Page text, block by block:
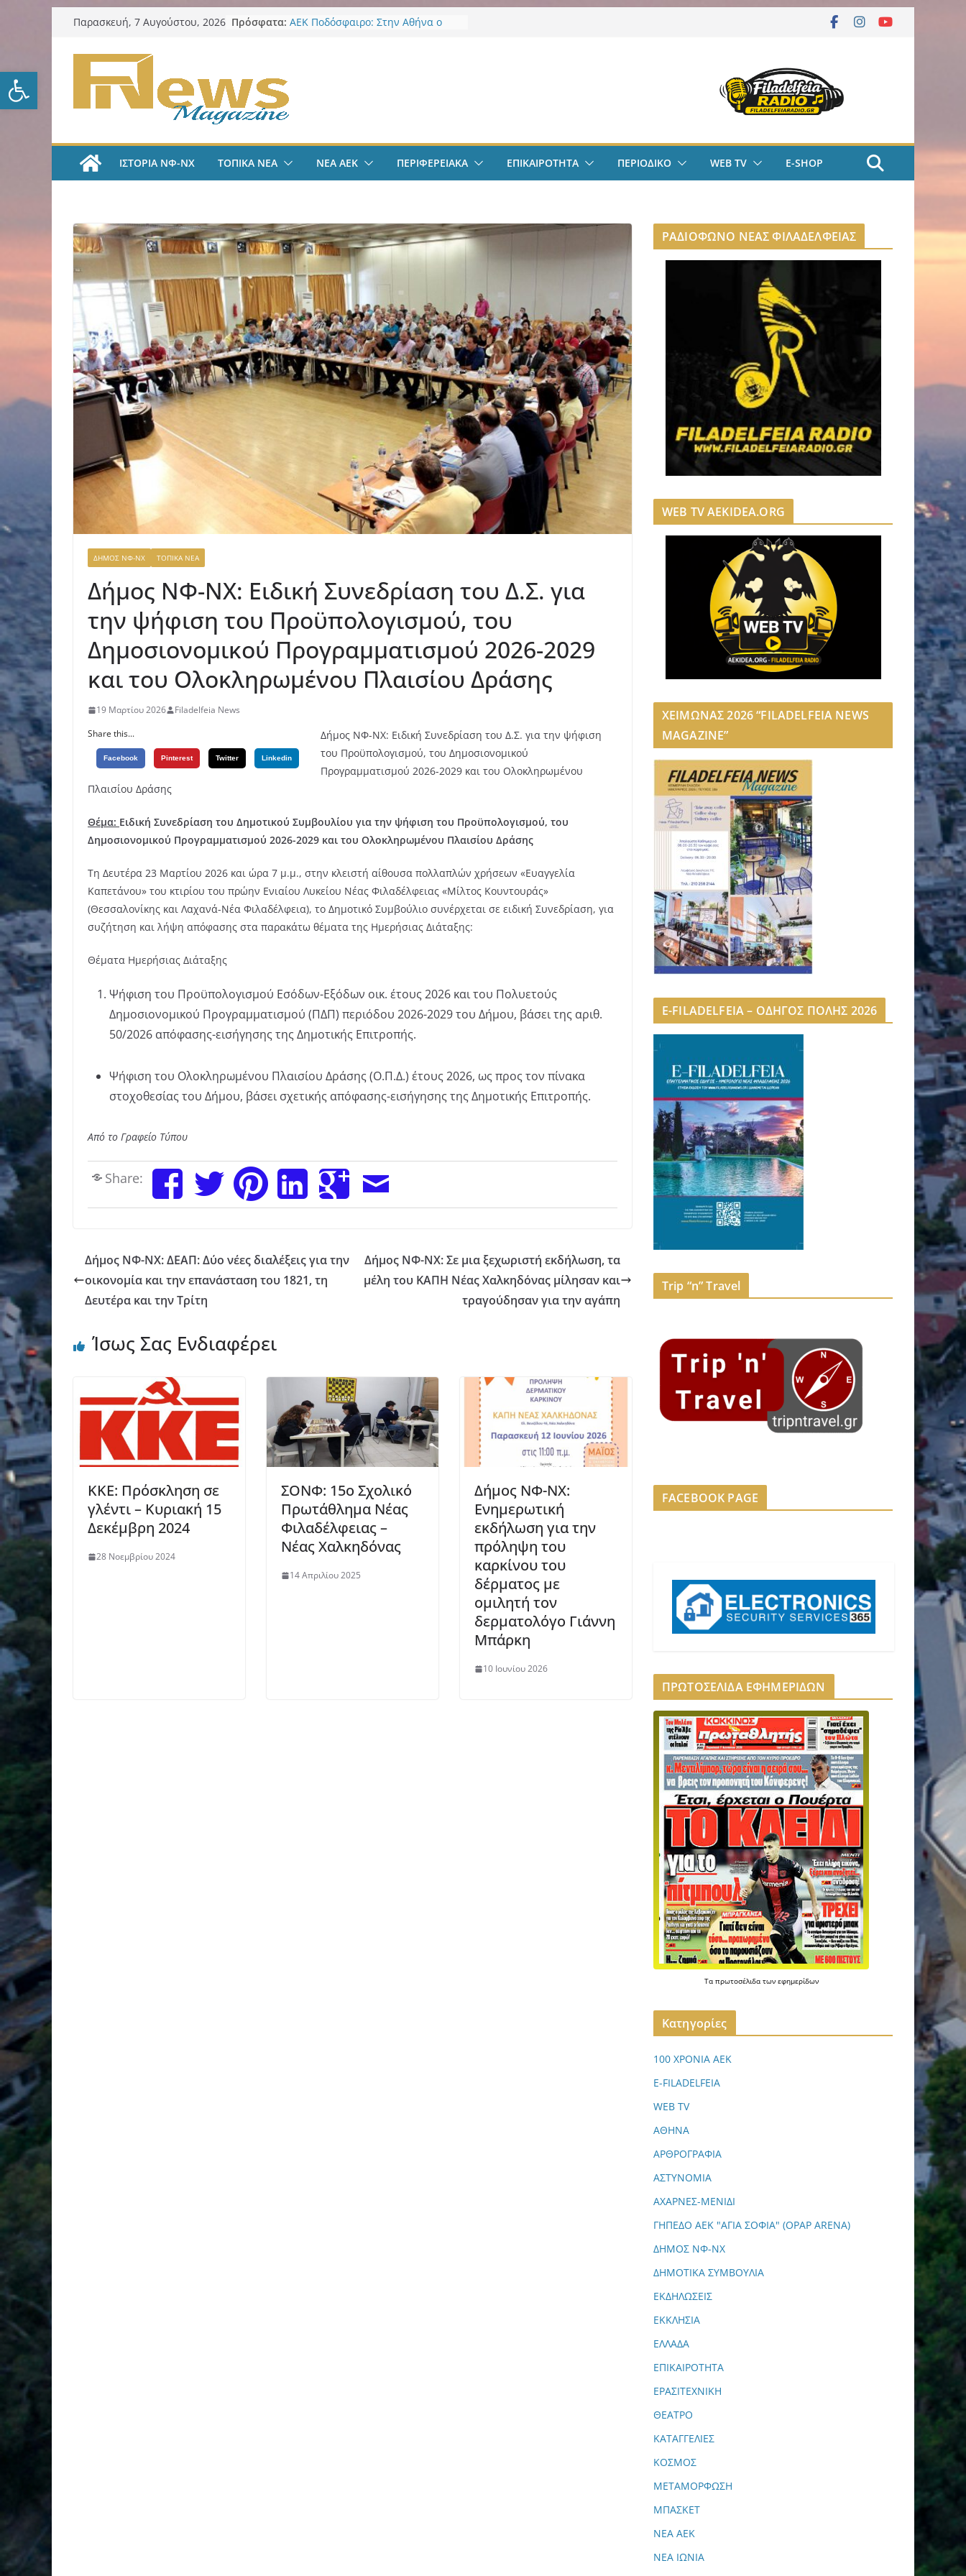
Ανοίξτε τη γραμμή εργαλείων
Μετάβαση
περιεχόμενο
Παρασκευή, 7 Αυγούστου, 2026 Πρόσφατα: ΑΕΚ Ποδόσφαιρο: Στην Αθήνα ο
ψηφιακά εργαλεία στην Ευρώπη
για τη διαφάνεια και τη
με Άννα Γκόμες Ρεσέντε
ΑΕΚ Χάντμπολ Γυναικών:
Ανακοίνωσε την Νικολίνα Ανδρέου,
18χρονη Κύπρια εξτρέμ
ΙΣΤΟΡΙΑ ΝΦ-ΝΧ ΤΟΠΙΚΑ ΝΕΑ ΝΕΑ ΑΕΚ ΠΕΡΙΦΕΡΕΙΑΚΑ ΕΠΙΚΑΙΡΟΤΗΤΑ ΠΕΡΙΟΔΙΚΟ WEB TV E-SHOP
ΔΗΜΟΣ ΝΦ-ΝΧ ΤΟΠΙΚΑ ΝΕΑ
Δήμος ΝΦ-ΝΧ: Ειδική Συνεδρίαση του Δ.Σ. για
την ψήφιση του Προϋπολογισμού, του
Δημοσιονομικού Προγραμματισμού 2026-2029
και του Ολοκληρωμένου Πλαισίου Δράσης
19 Μαρτίου 2026
Filadelfeia News
Share this...
Facebook Pinterest Twitter Linkedin
Δήμος ΝΦ-ΝΧ: Ειδική Συνεδρίαση του Δ.Σ. για την ψήφιση
του Προϋπολογισμού, του Δημοσιονομικού
Προγραμματισμού 2026-2029 και του Ολοκληρωμένου
Πλαισίου Δράσης
Θέμα: Ειδική Συνεδρίαση του Δημοτικού Συμβουλίου για την ψήφιση του Προϋπολογισμού, του
Δημοσιονομικού Προγραμματισμού 2026-2029 και του Ολοκληρωμένου Πλαισίου Δράσης
Τη Δευτέρα 23 Μαρτίου 2026 και ώρα 7 μ.μ., στην κλειστή αίθουσα πολλαπλών χρήσεων «Ευαγγελία
Καπετάνου» του κτιρίου του πρώην Ενιαίου Λυκείου Νέας Φιλαδέλφειας «Μίλτος Κουντουράς»
(Θεσσαλονίκης και Λαχανά-Νέα Φιλαδέλφεια), το Δημοτικό Συμβούλιο συνέρχεται σε ειδική Συνεδρίαση, για
συζήτηση και λήψη απόφασης στα παρακάτω θέματα της Ημερήσιας Διάταξης:
Θέματα Ημερήσιας Διάταξης
Ψήφιση του Προϋπολογισμού Εσόδων-Εξόδων οικ. έτους 2026 και του Πολυετούς
Δημοσιονομικού Προγραμματισμού (ΠΔΠ) περιόδου 2026-2029 του Δήμου, βάσει της αριθ.
50/2026 απόφασης-εισήγησης της Δημοτικής Επιτροπής.
Ψήφιση του Ολοκληρωμένου Πλαισίου Δράσης (Ο.Π.Δ.) έτους 2026, ως προς τον πίνακα
στοχοθεσίας του Δήμου, βάσει σχετικής απόφασης-εισήγησης της Δημοτικής Επιτροπής.
Από το Γραφείο Τύπου
Share:
Δήμος ΝΦ-ΝΧ: ΔΕΑΠ: Δύο νέες διαλέξεις για την
οικονομία και την επανάσταση του 1821, τη
Δευτέρα και την Τρίτη
Δήμος ΝΦ-ΝΧ: Σε μια ξεχωριστή εκδήλωση, τα
μέλη του ΚΑΠΗ Νέας Χαλκηδόνας μίλησαν και
τραγούδησαν για την αγάπη
Ίσως Σας Ενδιαφέρει
ΚΚΕ: Πρόσκληση σε
γλέντι – Κυριακή 15
Δεκέμβρη 2024
28 Νοεμβρίου 2024
ΣΟΝΦ: 15ο Σχολικό
Πρωτάθλημα Νέας
Φιλαδέλφειας –
Νέας Χαλκηδόνας
14 Απριλίου 2025
Δήμος ΝΦ-ΝΧ:
Ενημερωτική
εκδήλωση για την
πρόληψη του
καρκίνου του
δέρματος με
ομιλητή τον
δερματολόγο Γιάννη
Μπάρκη
10 Ιουνίου 2026
ΡΑΔΙΟΦΩΝΟ ΝΕΑΣ ΦΙΛΑΔΕΛΦΕΙΑΣ
WEB TV AEKIDEA.ORG
ΧΕΙΜΩΝΑΣ 2026 “FILADELFEIA NEWS
MAGAZINE”
E-FILADELFEIA – ΟΔΗΓΟΣ ΠΟΛΗΣ 2026
Trip “n” Travel
FACEBOOK PAGE
ΠΡΩΤΟΣΕΛΙΔΑ ΕΦΗΜΕΡΙΔΩΝ
Τα πρωτοσέλιδα των εφημερίδων
Kατηγορίες
100 ΧΡΟΝΙΑ ΑΕΚ
E-FILADELFEIA
WEB TV
ΑΘΗΝΑ
ΑΡΘΡΟΓΡΑΦΙΑ
ΑΣΤΥΝΟΜΙΑ
ΑΧΑΡΝΕΣ-ΜΕΝΙΔΙ
ΓΗΠΕΔΟ ΑΕΚ "ΑΓΙΑ ΣΟΦΙΑ" (OPAP ARENA)
ΔΗΜΟΣ ΝΦ-ΝΧ
ΔΗΜΟΤΙΚΑ ΣΥΜΒΟΥΛΙΑ
ΕΚΔΗΛΩΣΕΙΣ
ΕΚΚΛΗΣΙΑ
ΕΛΛΑΔΑ
ΕΠΙΚΑΙΡΟΤΗΤΑ
ΕΡΑΣΙΤΕΧΝΙΚΗ
ΘΕΑΤΡΟ
ΚΑΤΑΓΓΕΛΙΕΣ
ΚΟΣΜΟΣ
ΜΕΤΑΜΟΡΦΩΣΗ
ΜΠΑΣΚΕΤ
ΝΕΑ ΑΕΚ
ΝΕΑ ΙΩΝΙΑ